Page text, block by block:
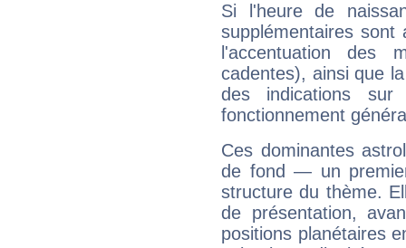
Si l'heure de
supplémentaires sont
l'accentuation des
cadentes), ainsi que
des indications sur
fonctionnement
Ces dominantes
de fond — un
structure du thème.
de présentation,
positions planétaires